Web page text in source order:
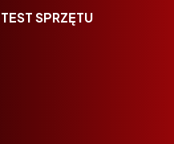
TEST SPRZĘTU